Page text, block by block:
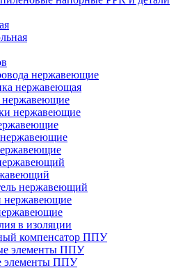
нержавеющие
нержавеющая
нержавеющие
нержавеющие
нержавеющий
нержавеющие
в изоляции
компенсатор ППУ
элементы ППУ
элементы ППУ